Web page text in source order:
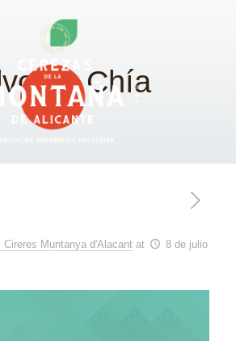
de Chía
Cireres Muntanya d'Alacant at
8 de julio